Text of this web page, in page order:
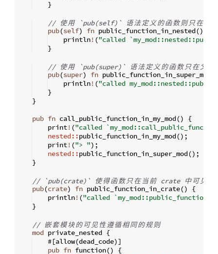
}
// 使用 `pub(self)` 语法定义的函 数则只在
pub(self) fn public_function_in_nested()
    println
! ("called
}
// 使用 `pub(super)` 语法定义的函 数只在父
pub(super) fn public_function_in_super_mod
    println
! ("called
}
}
pub fn call_public_function_in_my_mod()
{
    print
! ("called
nested::public_function_in_my_mod() ;
    print
! ("> ") ;
nested::public_function_in_super_mod() ;
}
// `pub(crate)` 使得函 数只在当前 crate 中 可 见
pub(crate) fn public_function_in_crate()
{
    println
! ("called
}
// 嵌套模块的 可 见 性遵 循相同的规则
mod private_nested {
    #
[allow(dead_code)]
pub fn function()
{